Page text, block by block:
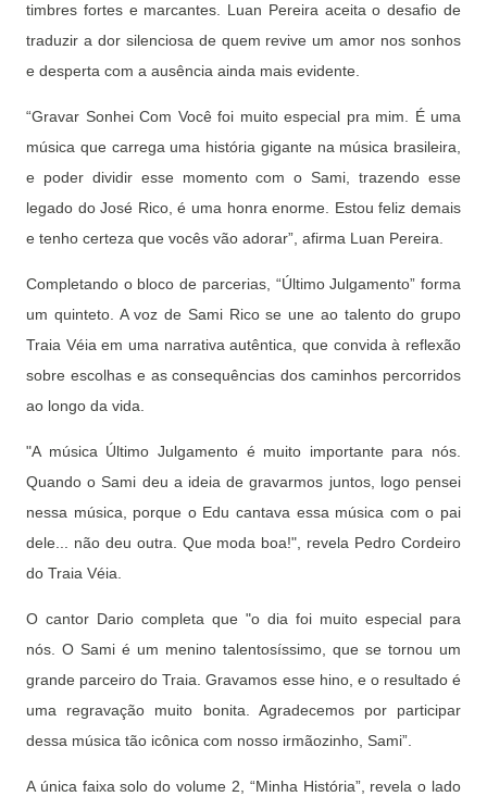
timbres fortes e marcantes. Luan Pereira aceita o desafio de
traduzir a dor silenciosa de quem revive um amor nos sonhos
e desperta com a ausência ainda mais evidente.
“Gravar Sonhei Com Você foi muito especial pra mim. É uma
música que carrega uma história gigante na música brasileira,
e poder dividir esse momento com o Sami, trazendo esse
legado do José Rico, é uma honra enorme. Estou feliz demais
e tenho certeza que vocês vão adorar”, afirma Luan Pereira.
Completando o bloco de parcerias, “Último Julgamento” forma
um quinteto. A voz de Sami Rico se une ao talento do grupo
Traia Véia em uma narrativa autêntica, que convida à reflexão
sobre escolhas e as consequências dos caminhos percorridos
ao longo da vida.
"A música Último Julgamento é muito importante para nós.
Quando o Sami deu a ideia de gravarmos juntos, logo pensei
nessa música, porque o Edu cantava essa música com o pai
dele... não deu outra. Que moda boa!", revela Pedro Cordeiro
do Traia Véia.
O cantor Dario completa que "o dia foi muito especial para
nós. O Sami é um menino talentosíssimo, que se tornou um
grande parceiro do Traia. Gravamos esse hino, e o resultado é
uma regravação muito bonita. Agradecemos por participar
dessa música tão icônica com nosso irmãozinho, Sami”.
A única faixa solo do volume 2, “Minha História”, revela o lado